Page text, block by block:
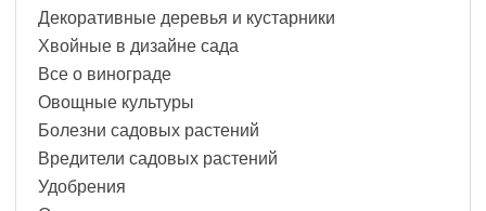
Декоративные деревья и кустарники
Хвойные в дизайне сада
Все о винограде
Овощные культуры
Болезни садовых растений
Вредители садовых растений
Удобрения